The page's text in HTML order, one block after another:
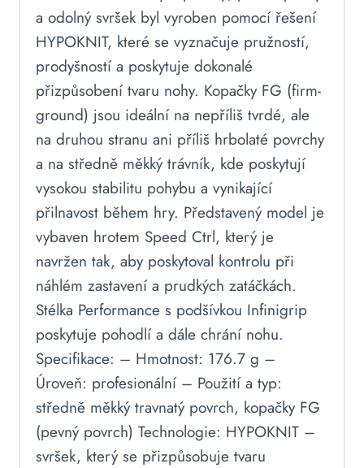
a odolný svršek byl vyroben pomocí řešení
HYPOKNIT, které se vyznačuje pružností,
prodyšností a poskytuje dokonalé
přizpůsobení tvaru nohy. Kopačky FG (firm-
ground) jsou ideální na nepříliš tvrdé, ale
na druhou stranu ani příliš hrbolaté povrchy
a na středně měkký trávník, kde poskytují
vysokou stabilitu pohybu a vynikající
přilnavost během hry. Představený model je
vybaven hrotem Speed Ctrl, který je
navržen tak, aby poskytoval kontrolu při
náhlém zastavení a prudkých zatáčkách.
Stélka Performance s podšívkou Infinigrip
poskytuje pohodlí a dále chrání nohu.
Specifikace: – Hmotnost: 176.7 g –
Úroveň: profesionální – Použití a typ:
středně měkký travnatý povrch, kopačky FG
(pevný povrch) Technologie: HYPOKNIT –
svršek, který se přizpůsobuje tvaru